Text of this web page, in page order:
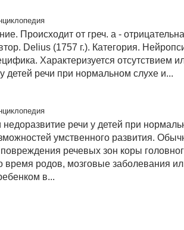
Происходит от греч. a -
Delius (1757 г.). Категория.
Характеризуется отсутствием
детей речи при нормальном слухе и...
недоразвитие речи у детей при
умственного развития.
речевых зон коры
время родов, мозговые заболевания
в...